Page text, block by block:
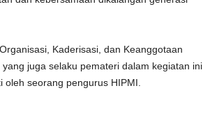
Kaderisasi, dan Keanggotaan
juga selaku pemateri dalam kegiatan ini.
seorang pengurus HIPMI.